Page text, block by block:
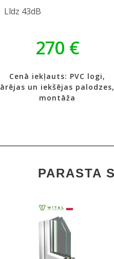
Līdz 43dB
270 €
Cenā iekļauts: PVC logi,
ārējas un iekšējas palodzes,
montāža
PARASTA
5 kameru profils
Profila biezums: 70mm
Siltumizolējošs
selektīvais stikls